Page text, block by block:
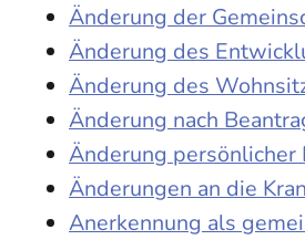
Änderung der
Änderung des
Änderung des
Änderung nach
Änderung
Änderungen an die
Anerkennung als